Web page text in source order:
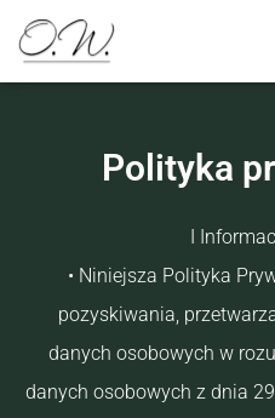
Polityka
I
• Niniejsza Polityka
pozyskiwania,
danych osobowych w
danych osobowych z dnia